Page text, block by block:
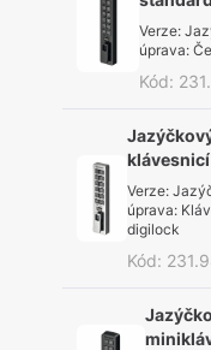
Verze:
úprava:
Kód:
klávesnicí
Verze:
úprava:
digilock
Kód: